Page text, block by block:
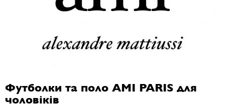
Футболки та поло AMI PARIS для
чоловіків